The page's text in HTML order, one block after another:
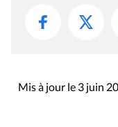
Mis à jour le 3 juin